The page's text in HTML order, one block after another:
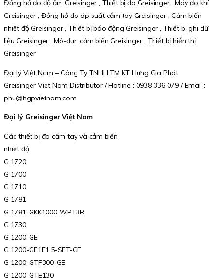
Đồng hồ đo độ ẩm Greisinger , Thiết bị đo Greisinger , Máy đo khí
Greisinger , Đồng hồ đo áp suất cầm tay Greisinger , Cảm biến
nhiệt độ Greisinger , Thiết bị báo động Greisinger , Thiết bị ghi dữ
liệu Greisinger , Mô-đun cảm biến Greisinger , Thiết bị hiển thị
Greisinger
Đại lý Việt Nam – Công Ty TNHH TM KT Hưng Gia Phát
Greisinger Viet Nam Distributor / Hotline : 0938 336 079 / Email :
phu@hgpvietnam.com
Đại lý Greisinger Việt Nam
Các thiết bị đo cầm tay và cảm biến
nhiệt độ
G 1720
G 1700
G 1710
G 1781
G 1781-GKK1000-WPT3B
G 1730
G 1200-GE
G 1200-GF1E1.5-SET-GE
G 1200-GTF300-GE
G 1200-GTE130